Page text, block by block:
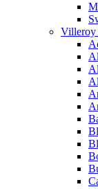
Villeroy